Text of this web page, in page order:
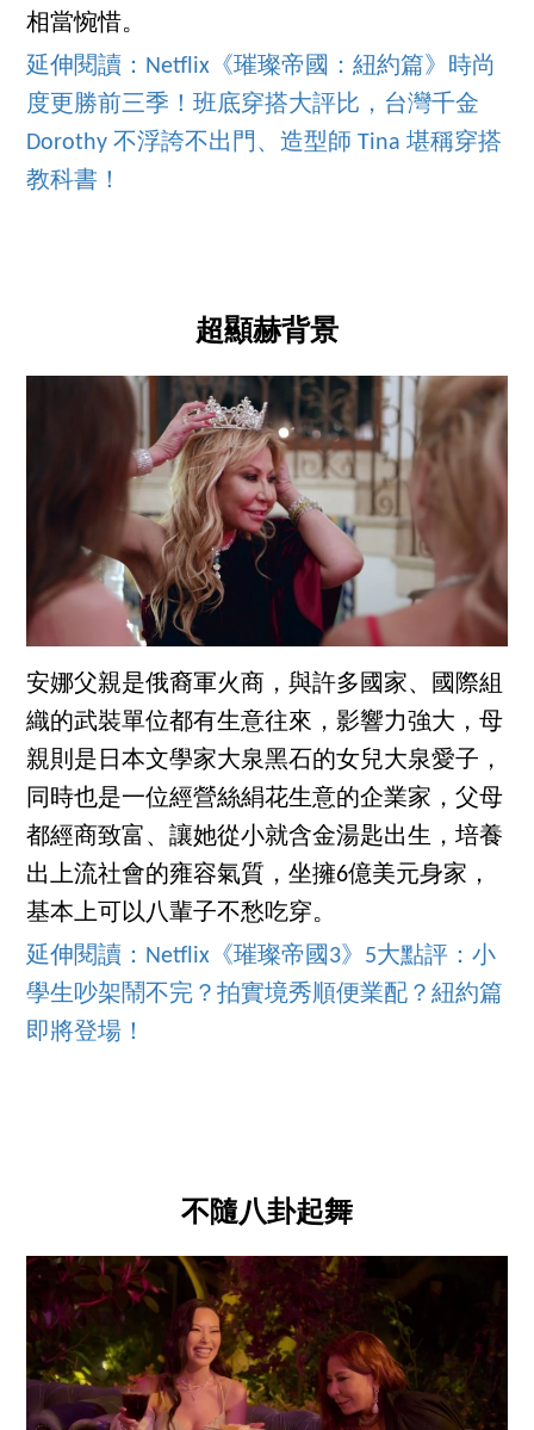
相當惋惜。
延伸閱讀：Netflix《璀璨帝國：紐約篇》時尚
度更勝前三季！班底穿搭大評比，台灣千金
Dorothy 不浮誇不出門、造型師 Tina 堪稱穿搭
教科書！
超顯赫背景
安娜父親是俄裔軍火商，與許多國家、國際組
織的武裝單位都有生意往來，影響力強大，母
親則是日本文學家大泉黑石的女兒大泉愛子，
同時也是一位經營絲​​絹花生意的企業家，父母
都經商致富、讓她從小就含金湯匙出生，培養
出上流社會的雍容氣質，坐擁6億美元身家，
基本上可以八輩子不愁吃穿。
延伸閱讀：Netflix《璀璨帝國3》5大點評：小
學生吵架鬧不完？拍實境秀順便業配？紐約篇
即將登場！
不隨八卦起舞